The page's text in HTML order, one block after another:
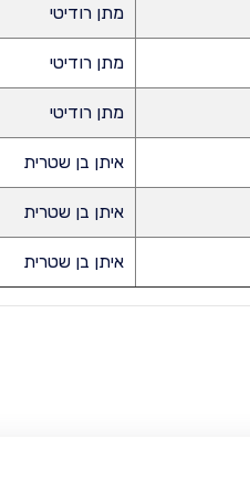
מתן רודיטי
מתן רודיטי
מתן רודיטי
איתן בן שטרית
איתן בן שטרית
איתן בן שטרית